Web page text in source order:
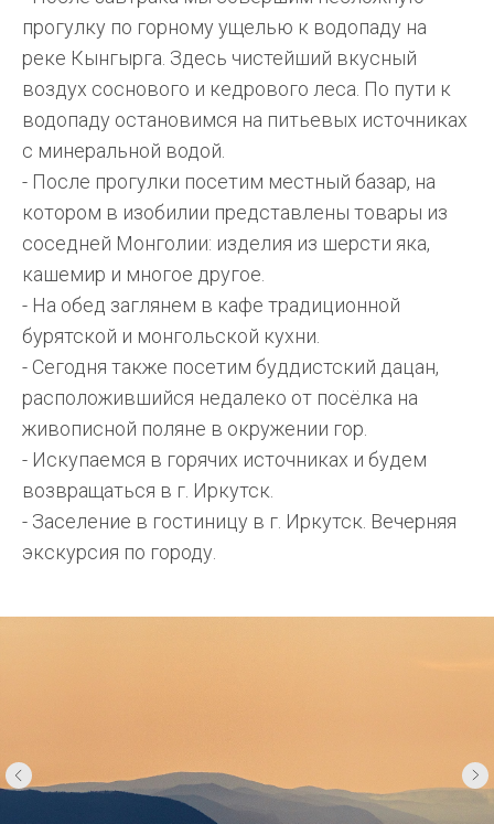
прогулку по горному ущелью к водопаду на
реке Кынгырга. Здесь чистейший вкусный
воздух соснового и кедрового леса. По пути к
водопаду остановимся на питьевых источниках
с минеральной водой.
- После прогулки посетим местный базар, на
котором в изобилии представлены товары из
соседней Монголии: изделия из шерсти яка,
кашемир и многое другое.
- На обед заглянем в кафе традиционной
бурятской и монгольской кухни.
- Сегодня также посетим буддистский дацан,
расположившийся недалеко от посёлка на
живописной поляне в окружении гор.
- Искупаемся в горячих источниках и будем
возвращаться в г. Иркутск.
- Заселение в гостиницу в г. Иркутск. Вечерняя
экскурсия по городу.